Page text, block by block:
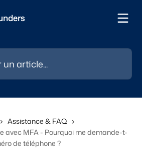
Assistance & FAQ
avec MFA - Pourquoi me demande-t-
de téléphone ?